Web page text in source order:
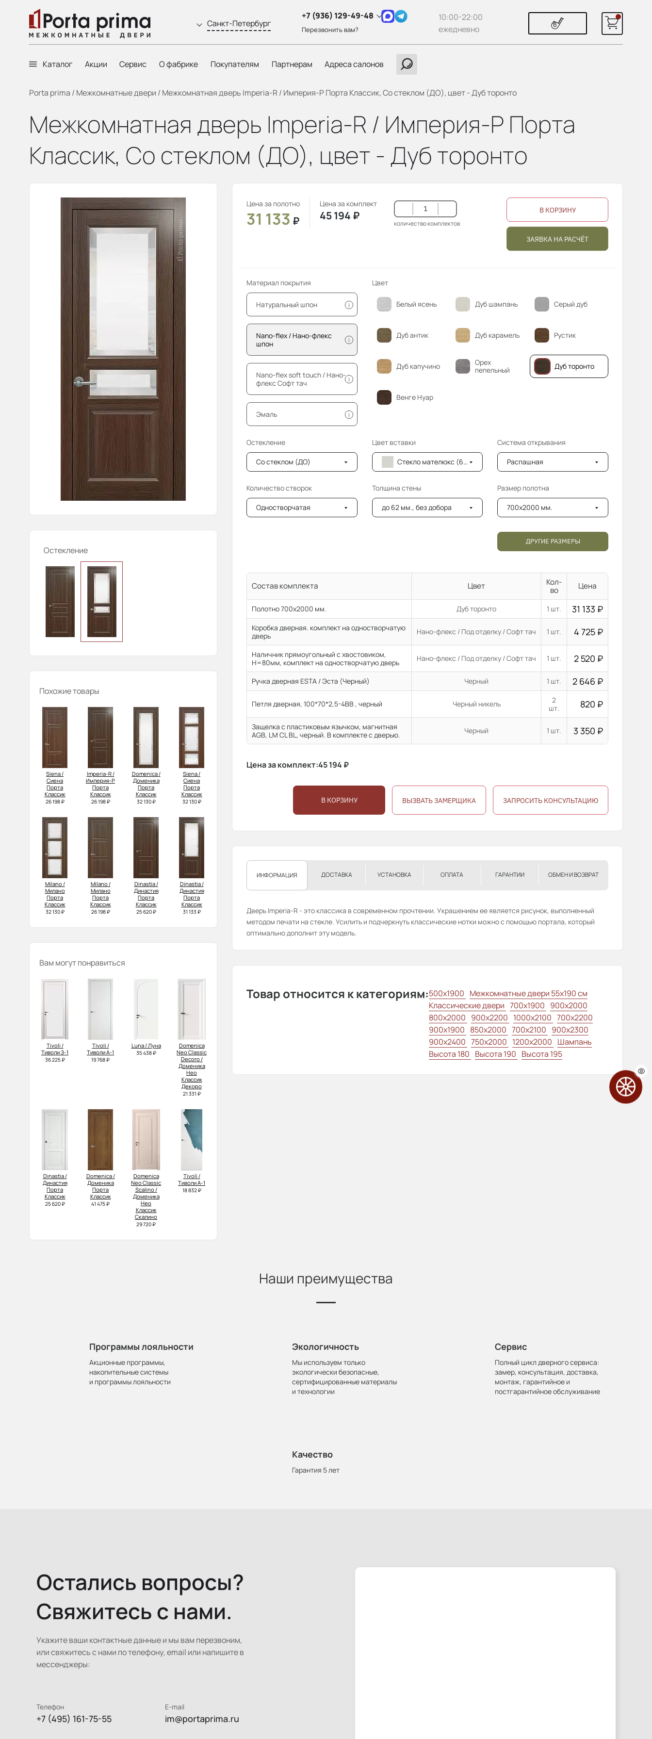
Санкт-Петербург
+7 (936) 129-49-48
Перезвонить вам?
10:00-22:00
ежедневно
Каталог Акции Сервис О фабрике Покупателям Партнерам Адреса салонов
Porta prima / Межкомнатные двери / Межкомнатная дверь Imperia-R / Империя-Р Порта Классик, Со стеклом (ДО), цвет - Дуб торонто
Межкомнатная дверь Imperia-R / Империя-Р Порта
Классик, Со стеклом (ДО), цвет - Дуб торонто
Остекление
Похожие товары
Siena /
Сиена
Порта
Классик
26 198 ₽
Imperia-R /
Империя-Р
Порта
Классик
26 198 ₽
Domenica /
Доменика
Порта
Классик
32 130 ₽
Siena /
Сиена
Порта
Классик
32 130 ₽
Milano /
Милано
Порта
Классик
32 130 ₽
Milano /
Милано
Порта
Классик
26 198 ₽
Dinastia /
Династия
Порта
Классик
25 620 ₽
Dinastia /
Династия
Порта
Классик
31 133 ₽
Вам могут понравиться
Tivoli /
Тиволи З-1
36 225 ₽
Tivoli /
Тиволи А-1
19 768 ₽
Luna / Луна
35 438 ₽
Domenica
Neo Classic
Decoro /
Доменика
Нео
Классик
Декоро
21 331 ₽
Dinastia /
Династия
Порта
Классик
25 620 ₽
Domenica /
Доменика
Порта
Классик
41 475 ₽
Domenica
Neo Classic
Scalino /
Доменика
Нео
Классик
Скалино
29 720 ₽
Tivoli /
Тиволи А-1
18 832 ₽
Цена за полотно
31 133 ₽
Цена за комплект
45 194 ₽
количество комплектов
В КОРЗИНУ
ЗАЯВКА НА РАСЧЁТ
Материал покрытия
Натуральный шпон i
Nano-flex / Нано-флекс
шпон
i
Nano-flex soft touch / Нано-
флекс Софт тач
i
Эмаль i
Цвет
Белый ясень Дуб шампань Серый дуб
Дуб антик Дуб карамель Рустик
Дуб капучино
Орех
пепельный
Дуб торонто
Венге Нуар
Остекление
Со стеклом (ДО)
Цвет вставки
Стекло мателюкс (6мм) с фацетом
Система открывания
Распашная
Количество створок
Одностворчатая
Толщина стены
до 62 мм., без добора
Размер полотна
700x2000 мм.
ДРУГИЕ РАЗМЕРЫ
Состав комплекта Цвет
Кол-
во
Цена
Полотно 700x2000 мм. Дуб торонто 1 шт. 31 133 ₽
Коробка дверная. комплект на одностворчатую
дверь
Нано-флекс / Под отделку / Софт тач 1 шт. 4 725 ₽
Наличник прямоугольный с хвостовиком,
H=80мм, комплект на одностворчатую дверь
Нано-флекс / Под отделку / Софт тач 1 шт. 2 520 ₽
Ручка дверная ESTA / Эста (Черный) Черный 1 шт. 2 646 ₽
Петля дверная, 100*70*2,5-4ВВ , черный Черный никель
2
шт.
820 ₽
Защелка с пластиковым язычком, магнитная
AGB, LM CL BL, черный. В комплекте с дверью.
Черный 1 шт. 3 350 ₽
Цена за комплект:45 194 ₽
В КОРЗИНУ ВЫЗВАТЬ ЗАМЕРЩИКА ЗАПРОСИТЬ КОНСУЛЬТАЦИЮ
ИНФОРМАЦИЯ ДОСТАВКА УСТАНОВКА ОПЛАТА ГАРАНТИИ ОБМЕН И ВОЗВРАТ
Дверь Imperia-R - это классика в современном прочтении. Украшением ее является рисунок, выполненный
методом печати на стекле. Усилить и подчеркнуть классические нотки можно с помощью портала, который
оптимально дополнит эту модель.
Товар относится к категориям:500x1900 Межкомнатные двери 55х190 см
Классические двери 700x1900 900x2000
800x2000 900x2200 1000x2100 700x2200
900x1900 850x2000 700x2100 900x2300
900x2400 750x2000 1200x2000 Шампань
Высота 180 Высота 190 Высота 195
Наши преимущества
Программы лояльности
Акционные программы,
накопительные системы
и программы лояльности
Экологичность
Мы используем только
экологически безопасные,
сертифицированные материалы
и технологии
Сервис
Полный цикл дверного сервиса:
замер, консультация, доставка,
монтаж, гарантийное и
постгарантийное обслуживание
Качество
Гарантия 5 лет
Остались вопросы?
Свяжитесь с нами.
Укажите ваши контактные данные и мы вам перезвоним,
или свяжитесь с нами по телефону, email или напишите в
мессенджеры:
Телефон
+7 (495) 161-75-55
E-mail
im@portaprima.ru